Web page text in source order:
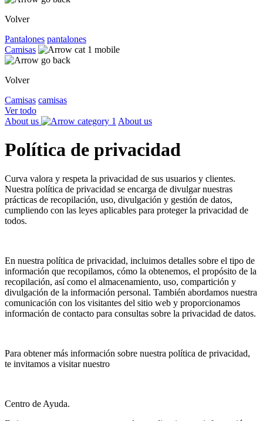
Volver
Pantalones pantalones
Camisas
Volver
Camisas camisas
Ver todo
About us
About us
Política de privacidad
Curva valora y respeta la privacidad de sus usuarios y clientes.
Nuestra política de privacidad se encarga de divulgar nuestras
prácticas de recopilación, uso, divulgación y gestión de datos,
cumpliendo con las leyes aplicables para proteger la privacidad de
todos.
En nuestra política de privacidad, incluimos detalles sobre el tipo de
información que recopilamos, cómo la obtenemos, el propósito de la
recopilación, así como el almacenamiento, uso, compartición y
divulgación de la información personal. También abordamos nuestra
comunicación con los visitantes del sitio web y proporcionamos
información de contacto para consultas sobre la privacidad de datos.
Para obtener más información sobre nuestra política de privacidad,
te invitamos a visitar nuestro
Centro de Ayuda.